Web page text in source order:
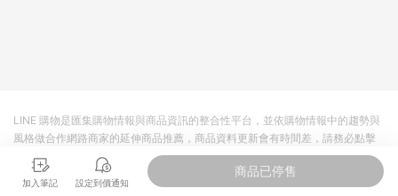
加入筆記 設定到價通知
商品已停售
LINE 購物是匯集購物情報與商品資訊的整合性平台，並依購物情報中的趨勢與
風格做合作網路商家的延伸商品推薦，商品資料更新會有時間差，請務必點擊
商品至各合作網路商家，確認現售價與購物條件，一切資訊以合作廠商網頁為
準。